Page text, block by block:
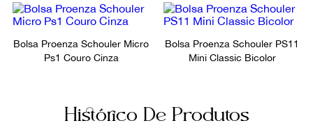
Bolsa Proenza Schouler Micro
Ps1 Couro Cinza
Bolsa Proenza Schouler PS11
Mini Classic Bicolor
Histórico De Produtos